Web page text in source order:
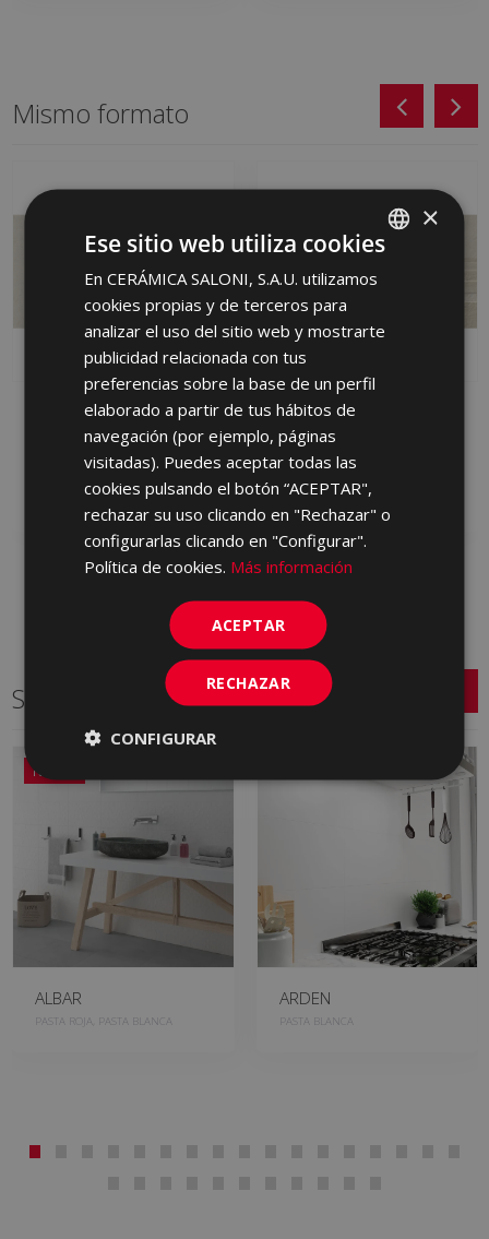
Mismo formato
MOVE MARFIL (PB) 31 X
Añadir a favoritos
SHAKE BEIGE (PB) 31 X
61
Añadir a favoritos
Series relacionadas
NUEVO
ALBAR
PASTA ROJA, PASTA BLANCA
ARDEN
PASTA BLANCA
SPANISH
ENGLISH
GERMAN
×
Ese sitio web utiliza cookies
En CERÁMICA SALONI, S.A.U. utilizamos
cookies propias y de terceros para
analizar el uso del sitio web y mostrarte
publicidad relacionada con tus
preferencias sobre la base de un perfil
elaborado a partir de tus hábitos de
navegación (por ejemplo, páginas
visitadas). Puedes aceptar todas las
cookies pulsando el botón “ACEPTAR",
rechazar su uso clicando en "Rechazar" o
configurarlas clicando en "Configurar".
Política de cookies. Más información
ACEPTAR
RECHAZAR
CONFIGURAR